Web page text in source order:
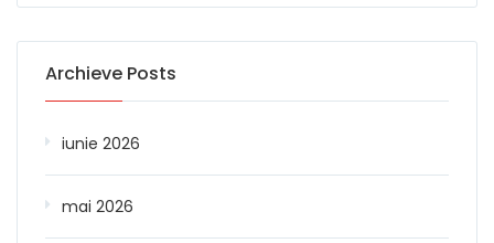
Archieve Posts
iunie 2026
mai 2026